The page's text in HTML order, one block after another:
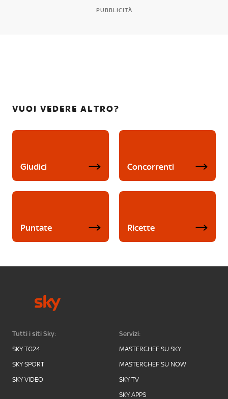
PUBBLICITÀ
VUOI VEDERE ALTRO?
Giudici Concorrenti
Puntate Ricette
Tutti i siti Sky:
SKY TG24
SKY SPORT
SKY VIDEO
Servizi:
MASTERCHEF SU SKY
MASTERCHEF SU NOW
SKY TV
SKY APPS